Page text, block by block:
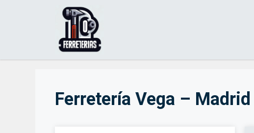
Ferretería Vega – Madrid